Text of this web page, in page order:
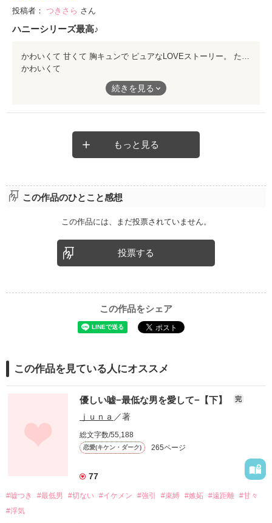
投稿者： つきさら さん
ハニーシリーズ最高♪
かわいくて
ピュアなLOVEストーリー。
続きを見る
もっと見る
この作品のひとこと感想
この作品には、まだ投票されていません。
投票する
この作品をシェア
この作品を見ている人にオススメ
優しい嘘−最低な男を愛して−【下】 完
ｊｕｎａ ／著
総文字数/55,188
恋愛(キケン・ダーク) 265ページ
77
#嘘つき #最低男 #切ない #イケメン #強引 #束縛 #嫉妬 #遠距離 #甘々
#浮気